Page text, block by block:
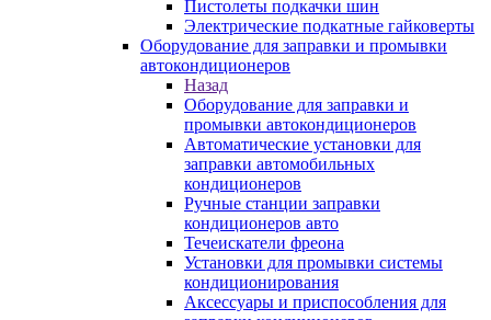
Пистолеты подкачки шин
Электрические подкатные гайковерты
Оборудование для заправки и промывки
автокондиционеров
Назад
Оборудование для заправки и
промывки автокондиционеров
Автоматические установки для
заправки автомобильных
кондиционеров
Ручные станции заправки
кондиционеров авто
Течеискатели фреона
Установки для промывки системы
кондиционирования
Аксессуары и приспособления для